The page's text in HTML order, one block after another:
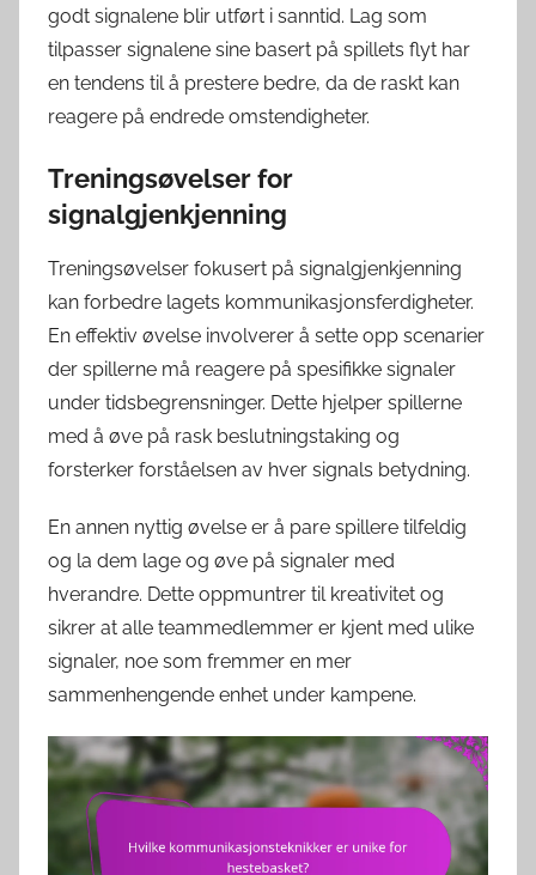
godt signalene blir utført i sanntid. Lag som
tilpasser signalene sine basert på spillets flyt har
en tendens til å prestere bedre, da de raskt kan
reagere på endrede omstendigheter.
Treningsøvelser for
signalgjenkjenning
Treningsøvelser fokusert på signalgjenkjenning
kan forbedre lagets kommunikasjonsferdigheter.
En effektiv øvelse involverer å sette opp scenarier
der spillerne må reagere på spesifikke signaler
under tidsbegrensninger. Dette hjelper spillerne
med å øve på rask beslutningstaking og
forsterker forståelsen av hver signals betydning.
En annen nyttig øvelse er å pare spillere tilfeldig
og la dem lage og øve på signaler med
hverandre. Dette oppmuntrer til kreativitet og
sikrer at alle teammedlemmer er kjent med ulike
signaler, noe som fremmer en mer
sammenhengende enhet under kampene.